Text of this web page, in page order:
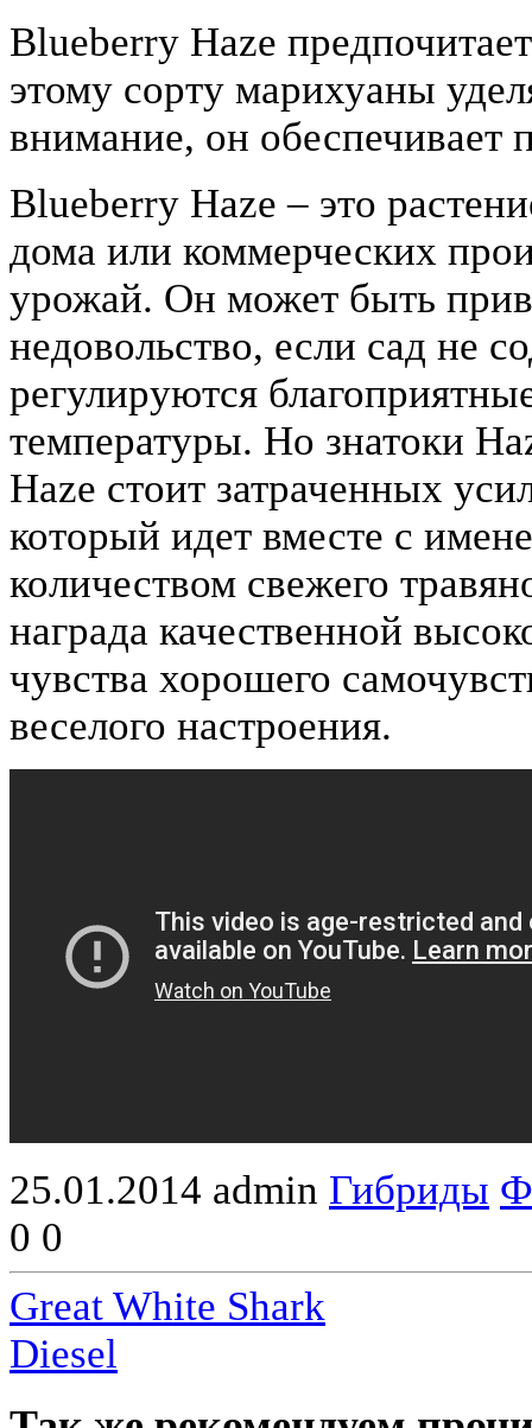
Blueberry Haze
этому сорту марихуаны
внимание, он
Blueberry Haze – это
дома или коммерческих
урожай. Он может быть
недовольство, если сад не
регулируются
температуры. Но знатоки
Haze стоит затраченных
который идет вместе с
количеством свежего
награда качественной
чувства хорошего
веселого настроения.
25.01.2014 admin Гибриды
0 0
Great White Shark
Diesel